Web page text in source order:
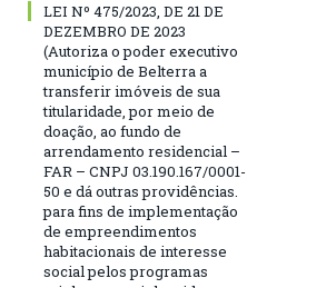
LEI Nº 475/2023, DE 21 DE
DEZEMBRO DE 2023
(Autoriza o poder executivo
município de Belterra a
transferir imóveis de sua
titularidade, por meio de
doação, ao fundo de
arrendamento residencial –
FAR – CNPJ 03.190.167/0001-
50 e dá outras providências.
para fins de implementação
de empreendimentos
habitacionais de interesse
social pelos programas